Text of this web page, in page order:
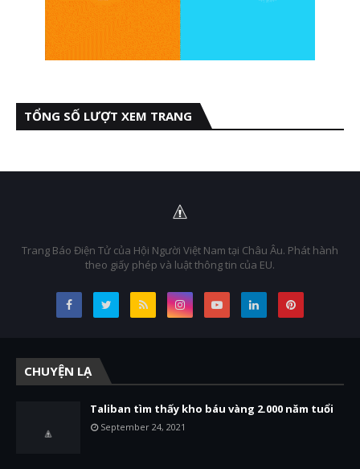
TỔNG SỐ LƯỢT XEM TRANG
Trang Báo Điện Tử của Hội Người Việt Nam tại Châu Âu. Phát hành
theo giấy phép và luật thông tin của EU.
CHUYỆN LẠ
Taliban tìm thấy kho báu vàng 2.000 năm tuổi
September 24, 2021